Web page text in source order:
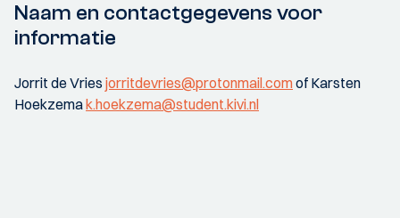
Naam en contactgegevens voor
informatie
Jorrit de Vries jorritdevries@protonmail.comof Karsten
Hoekzemak.hoekzema@student.kivi.nl